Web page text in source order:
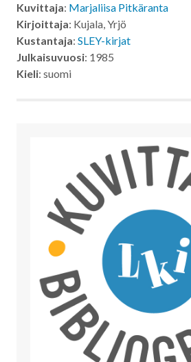
Kuvittaja: Marjaliisa Pitkäranta
Kirjoittaja: Kujala, Yrjö
Kustantaja: SLEY-kirjat
Julkaisuvuosi: 1985
Kieli: suomi